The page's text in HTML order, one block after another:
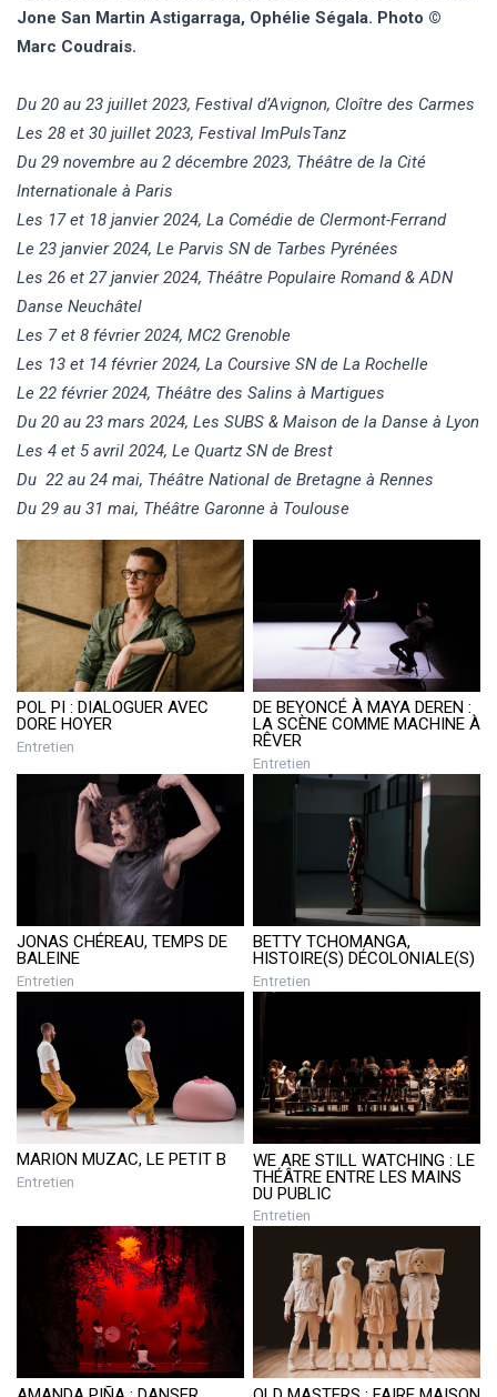
Jone San Martin Astigarraga, Ophélie Ségala. Photo ©
Marc Coudrais.
Du 20 au 23 juillet 2023, Festival d’Avignon, Cloître des Carmes
Les 28 et 30 juillet 2023, Festival ImPulsTanz
Du 29 novembre au 2 décembre 2023, Théâtre de la Cité
Internationale à Paris
Les 17 et 18 janvier 2024, La Comédie de Clermont-Ferrand
Le 23 janvier 2024, Le Parvis SN de Tarbes Pyrénées
Les 26 et 27 janvier 2024, Théâtre Populaire Romand & ADN
Danse Neuchâtel
Les 7 et 8 février 2024, MC2 Grenoble
Les 13 et 14 février 2024, La Coursive SN de La Rochelle
Le 22 février 2024, Théâtre des Salins à Martigues
Du 20 au 23 mars 2024, Les SUBS & Maison de la Danse à Lyon
Les 4 et 5 avril 2024, Le Quartz SN de Brest
Du 22 au 24 mai, Théâtre National de Bretagne à Rennes
Du 29 au 31 mai, Théâtre Garonne à Toulouse
POL PI : DIALOGUER AVEC
DORE HOYER
Entretien
DE BEYONCÉ À MAYA DEREN :
LA SCÈNE COMME MACHINE À
RÊVER
Entretien
JONAS CHÉREAU, TEMPS DE
BALEINE
Entretien
BETTY TCHOMANGA,
HISTOIRE(S) DÉCOLONIALE(S)
Entretien
MARION MUZAC, LE PETIT B
Entretien
WE ARE STILL WATCHING : LE
THÉÂTRE ENTRE LES MAINS
DU PUBLIC
Entretien